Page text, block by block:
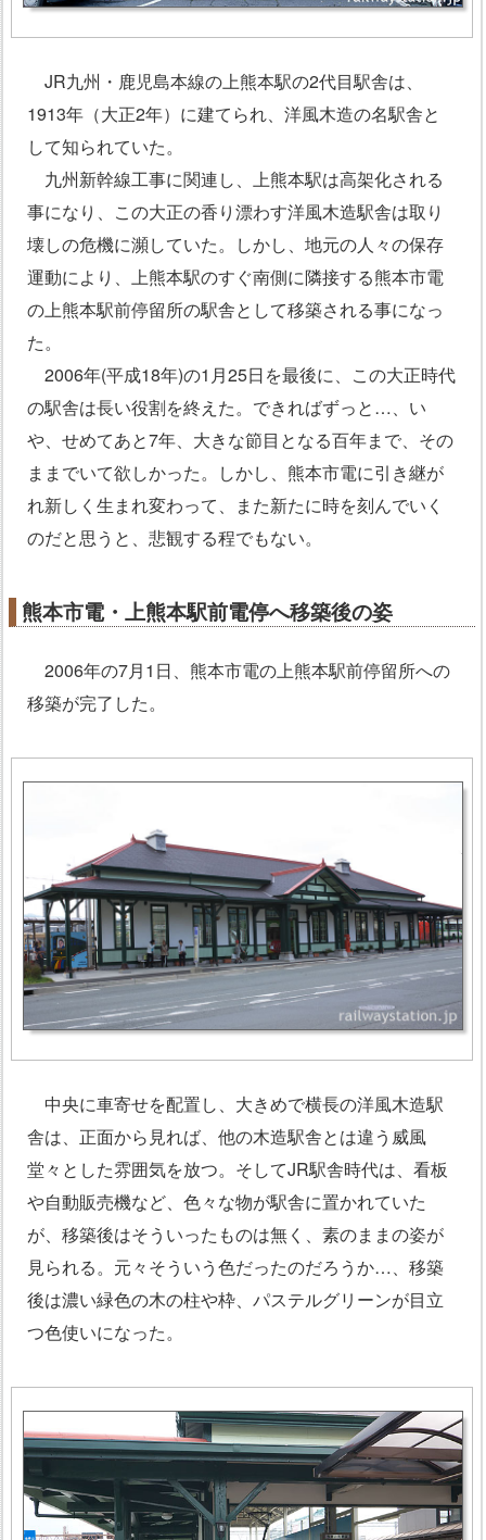
JR九州・鹿児島本線の上熊本駅の2代目駅舎は、
1913年（大正2年）に建てられ、洋風木造の名駅舎と
して知られていた。
九州新幹線工事に関連し、上熊本駅は高架化される
事になり、この大正の香り漂わす洋風木造駅舎は取り
壊しの危機に瀕していた。しかし、地元の人々の保存
運動により、上熊本駅のすぐ南側に隣接する熊本市電
の上熊本駅前停留所の駅舎として移築される事になっ
た。
2006年(平成18年)の1月25日を最後に、この大正時代
の駅舎は長い役割を終えた。できればずっと…、い
や、せめてあと7年、大きな節目となる百年まで、その
ままでいて欲しかった。しかし、熊本市電に引き継が
れ新しく生まれ変わって、また新たに時を刻んでいく
のだと思うと、悲観する程でもない。
熊本市電・上熊本駅前電停へ移築後の姿
2006年の7月1日、熊本市電の上熊本駅前停留所への
移築が完了した。
中央に車寄せを配置し、大きめで横長の洋風木造駅
舎は、正面から見れば、他の木造駅舎とは違う威風
堂々とした雰囲気を放つ。そしてJR駅舎時代は、看板
や自動販売機など、色々な物が駅舎に置かれていた
が、移築後はそういったものは無く、素のままの姿が
見られる。元々そういう色だったのだろうか…、移築
後は濃い緑色の木の柱や枠、パステルグリーンが目立
つ色使いになった。